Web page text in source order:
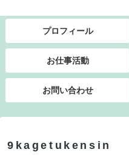
プロフィール
お仕事活動
お問い合わせ
9kagetukensin